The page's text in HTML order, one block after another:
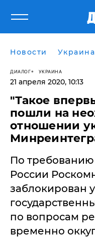
Новости Украина
ДИАЛОГ УКРАИНА
21 апреля 2020, 10:13
"Такое
пошли на
отношении
По
России
заблокирован
по вопросам
временно